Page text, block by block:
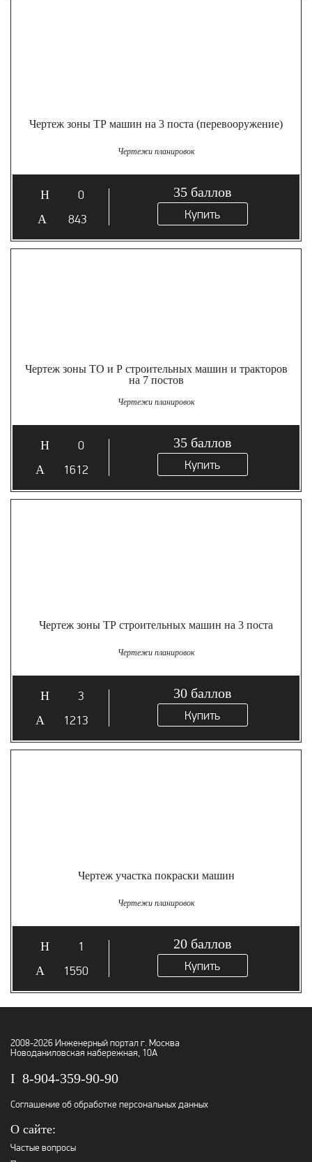
Чертеж зоны ТР машин на 3 поста (перевооружение)
Чертежи планировок
0
843
35 баллов
Купить
Чертеж зоны ТО и Р строительных машин и тракторов
на 7 постов
Чертежи планировок
0
1612
35 баллов
Купить
Чертеж зоны ТР строительных машин на 3 поста
Чертежи планировок
3
1213
30 баллов
Купить
Чертеж участка покраски машин
Чертежи планировок
1
1550
20 баллов
Купить
2008-2026 Инженерный портал г. Москва
Новоданиловская набережная, 10А
8-904-359-90-90
Соглашение об обработке персональных данных
О сайте:
Частые вопросы